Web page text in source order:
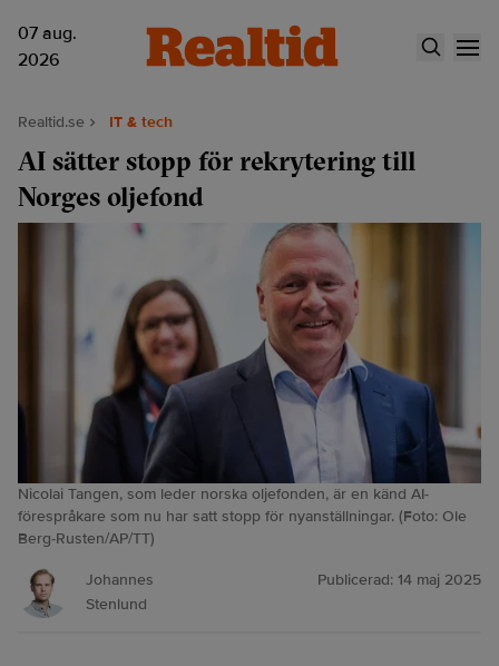
07 aug.
2026
Realtid.se IT & tech
AI sätter stopp för rekrytering till
Norges oljefond
Nicolai Tangen, som leder norska oljefonden, är en känd AI-
förespråkare som nu har satt stopp för nyanställningar. (Foto: Ole
Berg-Rusten/AP/TT)
Johannes
Stenlund
Publicerad: 14 maj 2025